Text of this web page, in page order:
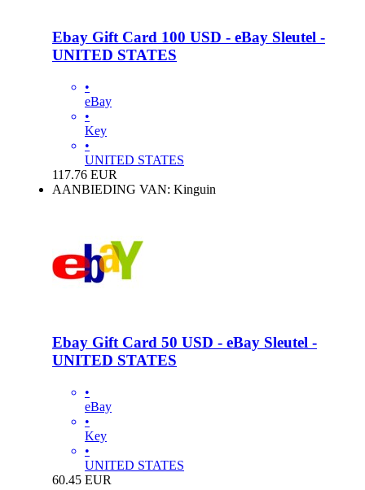
Ebay Gift Card 100 USD - eBay Sleutel -
UNITED STATES
•
eBay
•
Key
•
UNITED STATES
117.76 EUR
AANBIEDING VAN: Kinguin
Ebay Gift Card 50 USD - eBay Sleutel -
UNITED STATES
•
eBay
•
Key
•
UNITED STATES
60.45 EUR